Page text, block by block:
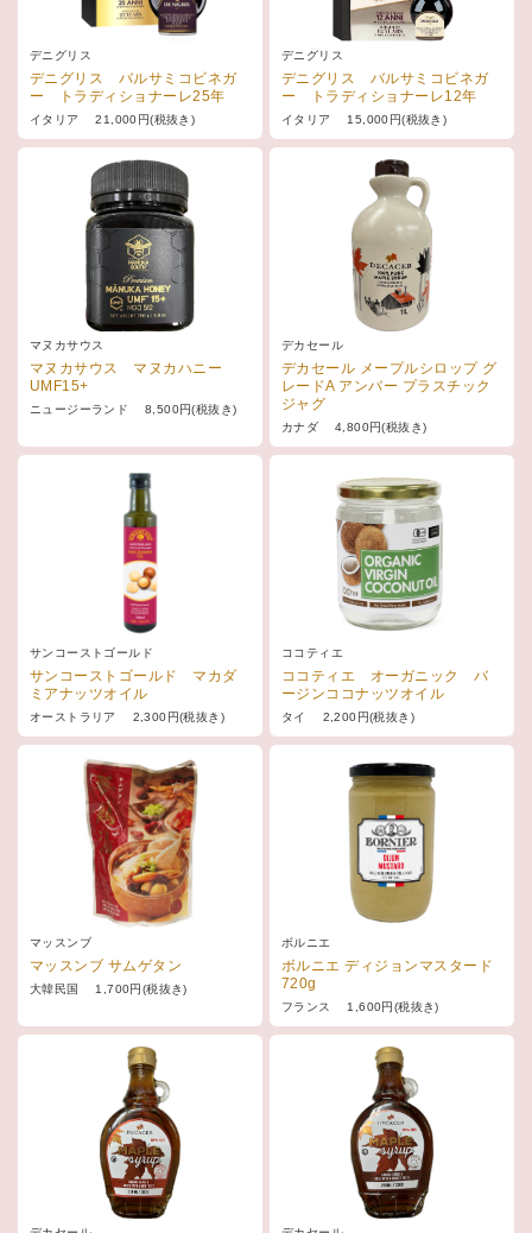
デニグリス
デニグリス バルサミコビネガ
ー トラディショナーレ25年
イタリア 21,000円(税抜き)
デニグリス
デニグリス バルサミコビネガ
ー トラディショナーレ12年
イタリア 15,000円(税抜き)
マヌカサウス
マヌカサウス マヌカハニー
UMF15+
ニュージーランド 8,500円(税抜き)
デカセール
デカセール メープルシロップ グ
レードA アンバー プラスチック
ジャグ
カナダ 4,800円(税抜き)
サンコーストゴールド
サンコーストゴールド マカダ
ミアナッツオイル
オーストラリア 2,300円(税抜き)
ココティエ
ココティエ オーガニック バ
ージンココナッツオイル
タイ 2,200円(税抜き)
マッスンブ
マッスンブ サムゲタン
大韓民国 1,700円(税抜き)
ボルニエ
ボルニエ ディジョンマスタード
720g
フランス 1,600円(税抜き)